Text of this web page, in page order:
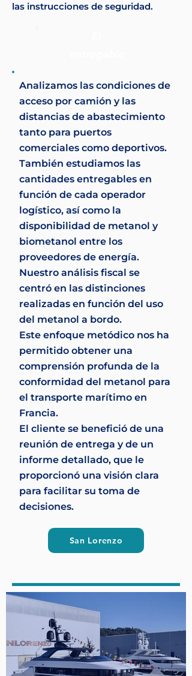
las instrucciones de seguridad.
Analizamos las condiciones de
acceso por camión y las
distancias de abastecimiento
tanto para puertos
comerciales como deportivos.
También estudiamos las
cantidades entregables en
función de cada operador
logístico, así como la
disponibilidad de metanol y
biometanol entre los
proveedores de energía.
Nuestro análisis fiscal se
centró en las distinciones
realizadas en función del uso
del metanol a bordo.
Este enfoque metódico nos ha
permitido obtener una
comprensión profunda de la
conformidad del metanol para
el transporte marítimo en
Francia.
El cliente se benefició de una
reunión de entrega y de un
informe detallado, que le
proporcionó una visión clara
para facilitar su toma de
decisiones.
San Lorenzo